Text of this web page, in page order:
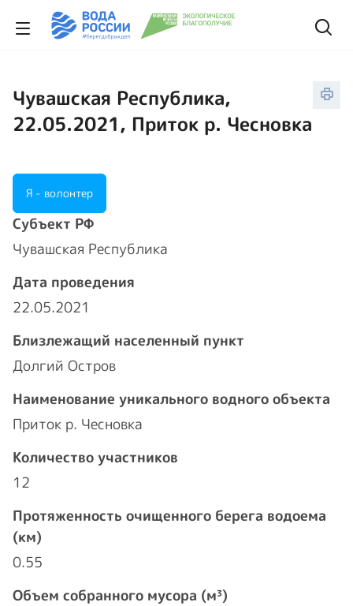
Чувашская Республика,
22.05.2021, Приток р. Чесновка
Я - волонтер
Cубъект РФ
Чувашская Республика
Дата проведения
22.05.2021
Близлежащий населенный пункт
Долгий Остров
Наименование уникального водного объекта
Приток р. Чесновка
Количество участников
12
Протяженность очищенного берега водоема
(км)
0.55
Объем собранного мусора (м³)